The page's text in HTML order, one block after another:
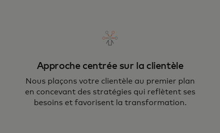
Approche centrée sur la clientèle
Nous plaçons votre clientèle au premier plan
en concevant des stratégies qui reflètent ses
besoins et favorisent la transformation.